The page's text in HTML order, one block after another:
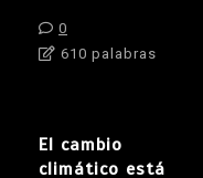
0
610 palabras
El cambio
climático está